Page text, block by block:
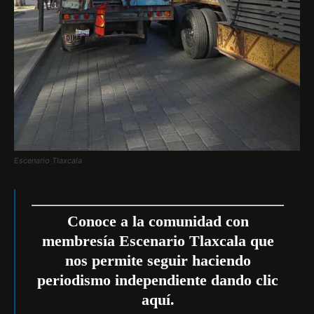
Escenario Tlaxcala
Conoce a la comunidad con
membresía Escenario Tlaxcala que
nos permite seguir haciendo
periodismo independiente dando clic
aquí.